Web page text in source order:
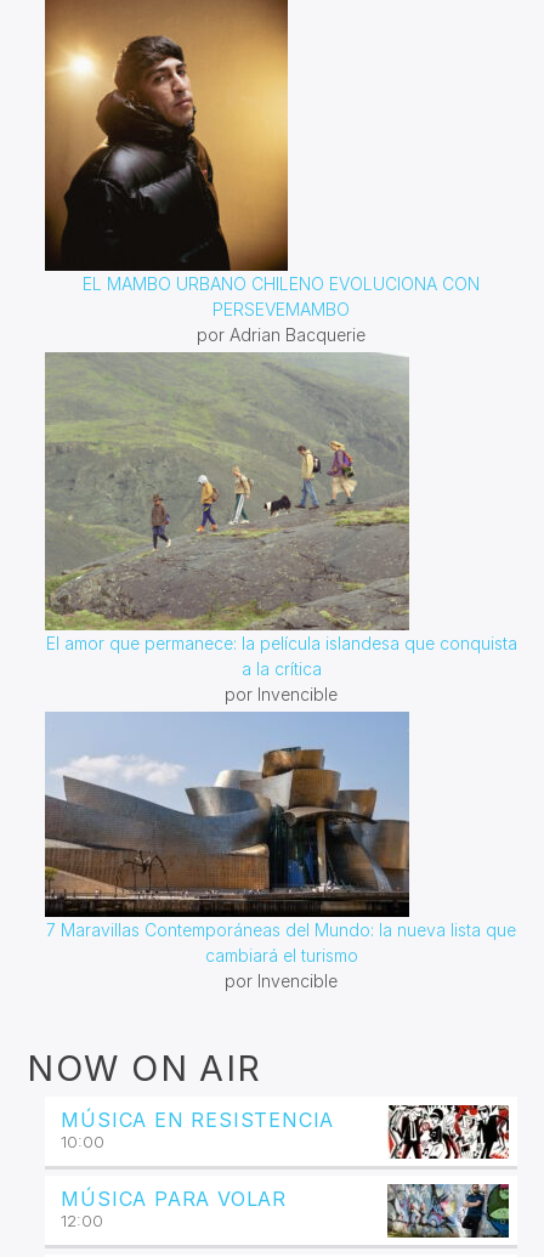
EL MAMBO URBANO CHILENO EVOLUCIONA CON
PERSEVEMAMBO
por Adrian Bacquerie
El amor que permanece: la película islandesa que conquista
a la crítica
por Invencible
7 Maravillas Contemporáneas del Mundo: la nueva lista que
cambiará el turismo
por Invencible
NOW ON AIR
MÚSICA EN RESISTENCIA
10:00
MÚSICA PARA VOLAR
12:00